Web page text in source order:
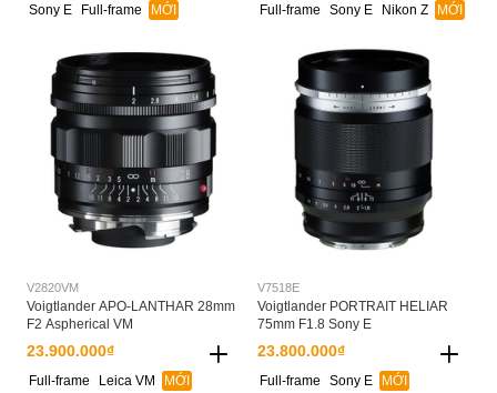
Sony E Full-frame MỚI Full-frame Sony E Nikon Z MỚI
V2820VM
Voigtlander APO-LANTHAR 28mm
F2 Aspherical VM
23.900.000₫
Full-frame Leica VM MỚI
V7518E
Voigtlander PORTRAIT HELIAR
75mm F1.8 Sony E
23.800.000₫
Full-frame Sony E MỚI